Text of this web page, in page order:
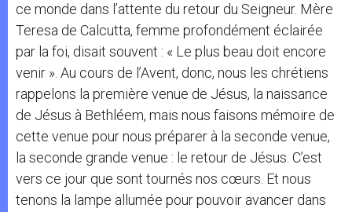
ce monde dans l’attente du retour du Seigneur. Mère
Teresa de Calcutta, femme profondément éclairée
par la foi, disait souvent : « Le plus beau doit encore
venir ». Au cours de l’Avent, donc, nous les chrétiens
rappelons la première venue de Jésus, la naissance
de Jésus à Bethléem, mais nous faisons mémoire de
cette venue pour nous préparer à la seconde venue,
la seconde grande venue : le retour de Jésus. C’est
vers ce jour que sont tournés nos cœurs. Et nous
tenons la lampe allumée pour pouvoir avancer dans